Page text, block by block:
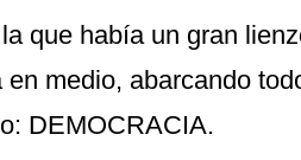
que había un gran
en medio, abarcando
DEMOCRACIA.